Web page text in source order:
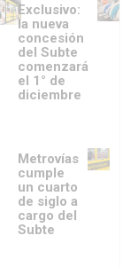
Exclusivo:
la nueva
concesión
del Subte
comenzará
el 1° de
diciembre
Metrovías
cumple
un cuarto
de siglo a
cargo del
Subte